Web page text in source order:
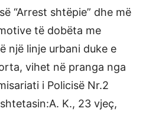
“Arrest shtëpie” dhe më
të dobëta me
një linje urbani duke e
vihet në pranga nga
i Policisë Nr.2
K., 23 vjeç,